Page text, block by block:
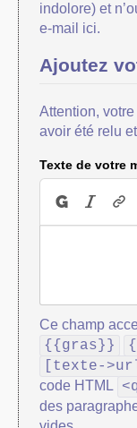
indolore) et
e-mail ici.
Ajoutez
Attention, votre
avoir été relu
Texte de votre
Ce champ
{{gras}}
[texte-
code HTML
des